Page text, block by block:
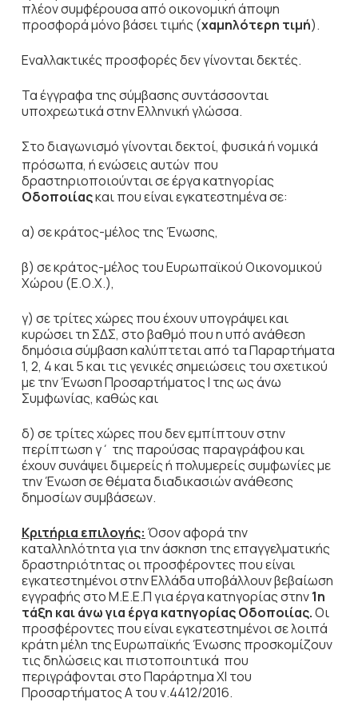
πλέον συμφέρουσα από οικονομική άποψη
προσφορά μόνο βάσει τιμής (χαμηλότερη τιμή).
Εναλλακτικές προσφορές δεν γίνονται δεκτές.
Τα έγγραφα της σύμβασης συντάσσονται
υποχρεωτικά στην Ελληνική γλώσσα.
Στο διαγωνισμό γίνονται δεκτοί, φυσικά ή νομικά
πρόσωπα, ή ενώσεις αυτών που
δραστηριοποιούνται σε έργα κατηγορίας
Οδοποιίαςκαι που είναι εγκατεστημένα σε:
α) σε κράτος-μέλος της Ένωσης,
β) σε κράτος-μέλος του Ευρωπαϊκού Οικονομικού
Χώρου (Ε.Ο.Χ.),
γ) σε τρίτες χώρες που έχουν υπογράψει και
κυρώσει τη ΣΔΣ, στο βαθμό που η υπό ανάθεση
δημόσια σύμβαση καλύπτεται από τα Παραρτήματα
1, 2, 4 και 5 και τις γενικές σημειώσεις του σχετικού
με την Ένωση Προσαρτήματος I της ως άνω
Συμφωνίας, καθώς και
δ) σε τρίτες χώρες που δεν εμπίπτουν στην
περίπτωση γ΄ της παρούσας παραγράφου και
έχουν συνάψει διμερείς ή πολυμερείς συμφωνίες με
την Ένωση σε θέματα διαδικασιών ανάθεσης
δημοσίων συμβάσεων.
Κριτήρια επιλογής: Όσον αφορά την
καταλληλότητα για την άσκηση της επαγγελματικής
δραστηριότητας οι προσφέροντες που είναι
εγκατεστημένοι στην Ελλάδα υποβάλλουν βεβαίωση
εγγραφής στο Μ.Ε.Ε.Π για έργα κατηγορίας στην1η
τάξη και άνω για έργα κατηγορίας Οδοποιίας.Οι
προσφέροντες που είναι εγκατεστημένοι σε λοιπά
κράτη μέλη της Ευρωπαϊκής Ένωσης προσκομίζουν
τις δηλώσεις και πιστοποιητικά που
περιγράφονται στο Παράρτημα ΧΙ του
Προσαρτήματος Α του ν.4412/2016.